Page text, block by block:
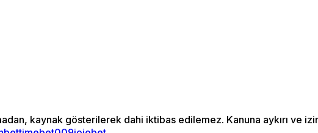
kaynak gösterilerek dahi iktibas edilemez. Kanuna aykırı ve